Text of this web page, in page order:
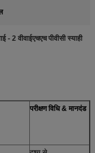
- 2 वीवाईएचएच पीवीसी स्याही
परीक्षण विधि & मानदंड